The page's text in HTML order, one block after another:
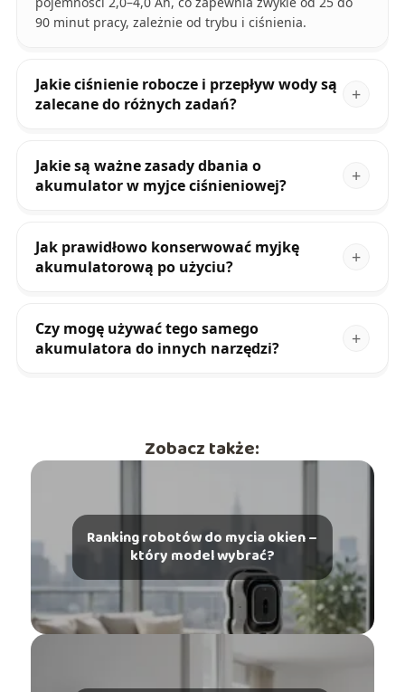
90 minut pracy, zależnie od trybu i ciśnienia.
Jakie ciśnienie robocze i przepływ wody są
zalecane do różnych zadań?
Jakie są ważne zasady dbania o
akumulator w myjce ciśnieniowej?
Jak prawidłowo konserwować myjkę
akumulatorową po użyciu?
Czy mogę używać tego samego
akumulatora do innych narzędzi?
Zobacz także:
Ranking robotów do mycia okien –
który model wybrać?